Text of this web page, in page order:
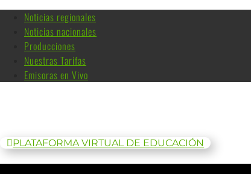
Noticias regionales
Noticias nacionales
Producciones
Nuestras Tarifas
Emisoras en Vivo
PLATAFORMA VIRTUAL DE EDUCACIÓN